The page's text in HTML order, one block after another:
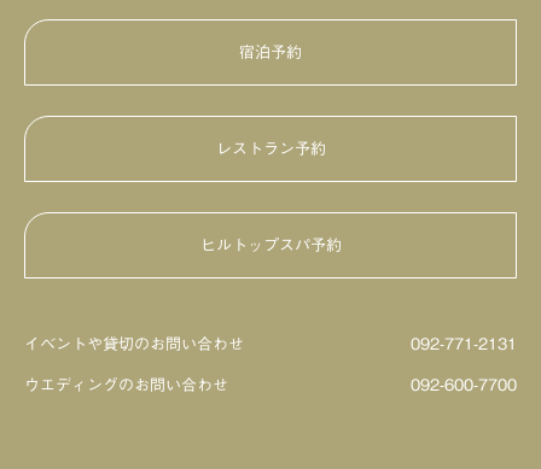
宿泊予約
レストラン予約
ヒルトップスパ予約
イベントや貸切のお問い合わせ 092-771-2131
ウエディングのお問い合わせ 092-600-7700